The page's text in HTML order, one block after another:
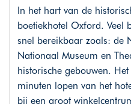
In het hart van de
boetiekhotel Oxford. Veel
snel bereikbaar zoals: de
Nationaal Museum en
historische gebouwen.
minuten lopen van het
bij een groot